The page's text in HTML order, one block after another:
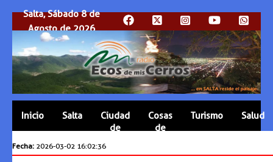
Salta, Sábado 8 de
Agosto de 2026
Inicio Salta
Ciudad
de
Cosas
de
Turismo Salud
Fecha: 2026-03-02 16:02:36